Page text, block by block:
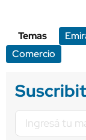
Temas
Comercio